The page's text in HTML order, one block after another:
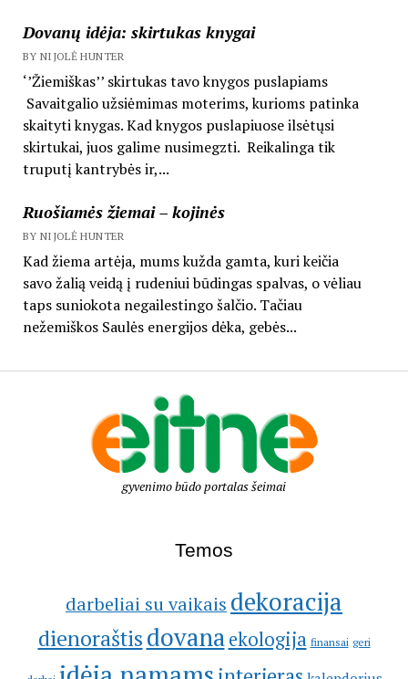
Dovanų idėja: skirtukas knygai
BY NIJOLĖ HUNTER
‘’Žiemiškas’’ skirtukas tavo knygos puslapiams
Savaitgalio užsiėmimas moterims, kurioms patinka
skaityti knygas. Kad knygos puslapiuose ilsėtųsi
skirtukai, juos galime nusimegzti. Reikalinga tik
truputį kantrybės ir,...
Ruošiamės žiemai – kojinės
BY NIJOLĖ HUNTER
Kad žiema artėja, mums kužda gamta, kuri keičia
savo žalią veidą į rudeniui būdingas spalvas, o vėliau
taps suniokota negailestingo šalčio. Tačiau
nežemiškos Saulės energijos dėka, gebės...
gyvenimo būdo portalas šeimai
Temos
darbeliai su vaikais dekoracija
dienoraštisdovana ekologija finansai geri